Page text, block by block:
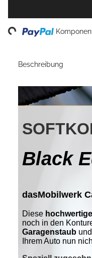
Loading...
Beschreibung